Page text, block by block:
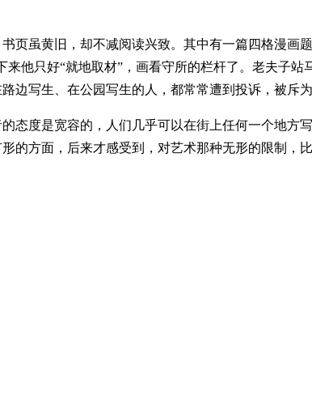
页虽黄旧，却不减阅读兴致。其中有一篇四格漫画
他只好“就地取材”，画看守所的栏杆了。老夫子
写生、在公园写生的人，都常常遭到投诉，被斥
态度是宽容的，人们几乎可以在街上任何一个地方
的方面，后来才感受到，对艺术那种无形的限制